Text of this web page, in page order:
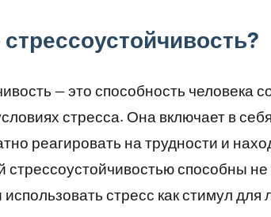
стрессоустойчивость?
— это способность человека
стресса. Она включает в
реагировать на трудности и
стрессоустойчивостью способны
стресс как стимул для